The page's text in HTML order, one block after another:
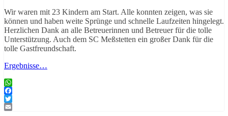
Wir waren mit 23 Kindern am Start. Alle konnten zeigen, was sie
können und haben weite Sprünge und schnelle Laufzeiten hingelegt.
Herzlichen Dank an alle Betreuerinnen und Betreuer für die tolle
Unterstützung. Auch dem SC Meßstetten ein großer Dank für die
tolle Gastfreundschaft.
Ergebnisse…
WhatsApp
Facebook
Twitter